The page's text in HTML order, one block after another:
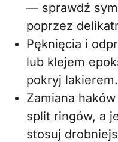
— sprawdź
poprzez
Pęknięcia i
lub klejem
pokryj lakierem.
Zamiana
split ringów, a
stosuj